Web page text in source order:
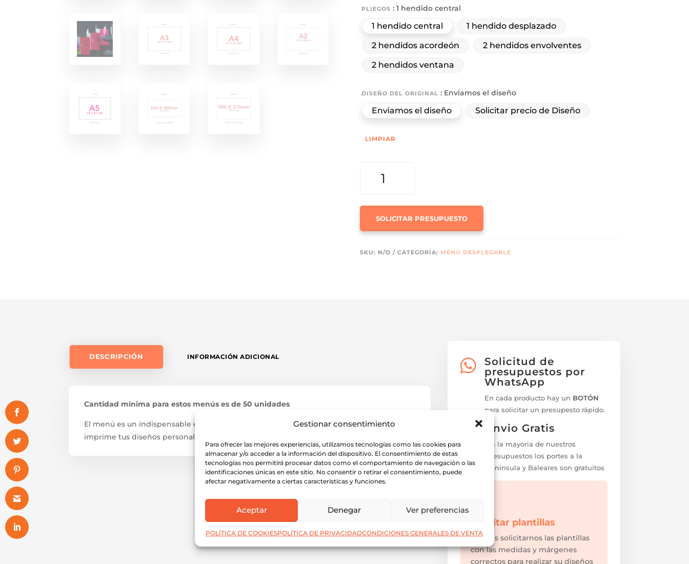
Gestionar consentimiento
Para ofrecer las mejores experiencias, utilizamos tecnologías como las cookies para
almacenar y/o acceder a la información del dispositivo. El consentimiento de estas
tecnologías nos permitirá procesar datos como el comportamiento de navegación o las
identificaciones únicas en este sitio. No consentir o retirar el consentimiento, puede
afectar negativamente a ciertas características y funciones.
Aceptar Denegar Ver preferencias
POLÍTICA DE COOKIESPOLÍTICA DE PRIVACIDADCONDICIONES GENERALES DE VENTA
PLIEGOS : 1 hendido central
1 hendido central
1 hendido desplazado
2 hendidos acordeón
2 hendidos envolventes
2 hendidos ventana
DISEÑO DEL ORIGINAL : Enviamos el diseño
Enviamos el diseño Solicitar precio de Diseño
LIMPIAR
SOLICITAR PRESUPUESTO
SKU: N/D CATEGORÍA: MENÚ DESPLEGABLE
DESCRIPCIÓN INFORMACIÓN ADICIONAL
Cantidad mínima para estos menús es de 50 unidades
El menú es un indispensable en la comunicación de cualquier negocio hostelero,
imprime tus diseños personalizados y añádele valor a tu carta.

Solicitud de
presupuestos por
WhatsApp
En cada producto hay un BOTÓN
para solicitar un presupesto rápido.
Envio Gratis
En la mayoria de nuestros
presupuestos los portes a la
Península y Baleares son gratuitos
Solicitar plantillas
Puedes solicitarnos las plantillas
con las medidas y márgenes
correctos para realizar su diseños